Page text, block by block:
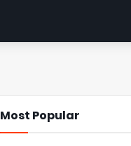
Most Popular